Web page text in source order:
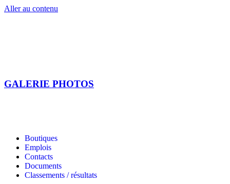
Aller au contenu
GALERIE PHOTOS
Boutiques
Emplois
Contacts
Documents
Classements / résultats